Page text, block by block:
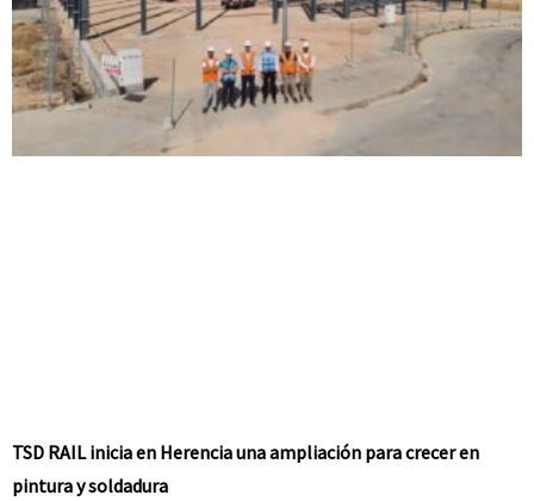
TSD RAIL inicia en Herencia una ampliación para crecer en
pintura y soldadura